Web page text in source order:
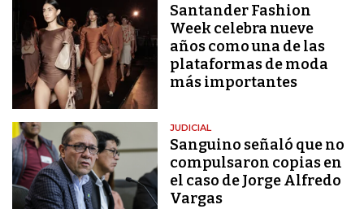
Santander Fashion
Week celebra nueve
años como una de las
plataformas de moda
más importantes
JUDICIAL
Sanguino señaló que no
compulsaron copias en
el caso de Jorge Alfredo
Vargas